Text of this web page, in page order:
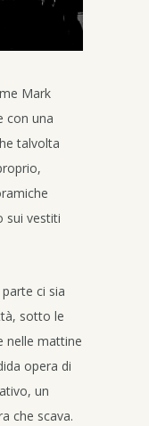
Mark
con una
talvolta
sui vestiti
ci sia
sotto le
nelle mattine
opera di
un
che scava.